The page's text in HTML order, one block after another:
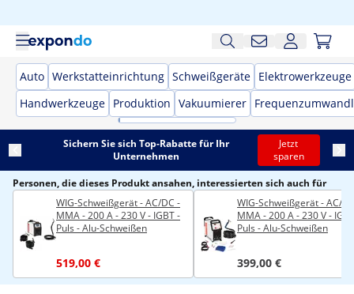
Auto Werkstatteinrichtung Schweißgeräte Elektrowerkzeuge
Handwerkzeuge Produktion Vakuumierer
Sichern Sie sich Top-Rabatte für Ihr
Unternehmen
Jetzt
sparen
Personen, die dieses Produkt ansahen, interessierten sich auch für
WIG-Schweißgerät - AC/DC -
MMA - 200 A - 230 V - IGBT -
Puls - Alu-Schweißen
519,00 €
WIG-Schweißgerät - AC/
MMA - 200 A - 230 V -
Puls - Alu-Schweißen
399,00 €